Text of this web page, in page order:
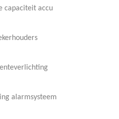
capaciteit accu
alarmsysteem